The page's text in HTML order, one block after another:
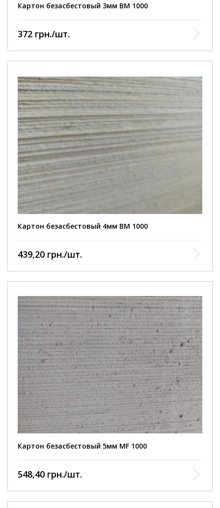
Картон безасбестовый 3мм ВМ 1000
372 грн./шт.
Картон безасбестовый 4мм ВМ 1000
439,20 грн./шт.
Картон безасбестовый 5мм MF 1000
548,40 грн./шт.